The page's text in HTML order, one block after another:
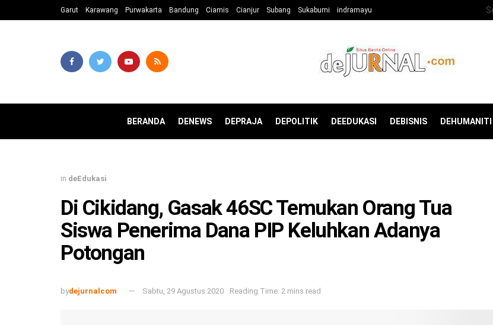
Garut Karawang Purwakarta Bandung Ciamis Cianjur Subang Sukabumi indramayu
BERANDA DENEWS DEPRAJA DEPOLITIK DEEDUKASI DEBISNIS DEHUMANITI
in deEdukasi
Di Cikidang, Gasak 46SC Temukan Orang Tua
Siswa Penerima Dana PIP Keluhkan Adanya
Potongan
bydejurnalcom Sabtu, 29 Agustus 2020 Reading Time: 2 mins read